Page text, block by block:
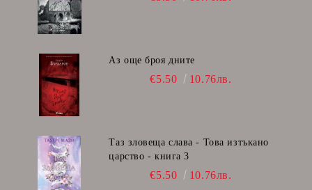
Аз още броя дните
€5.50 10.76лв.
Таз зловеща слава - Това изтъкано
царство - книга 3
€5.50 10.76лв.